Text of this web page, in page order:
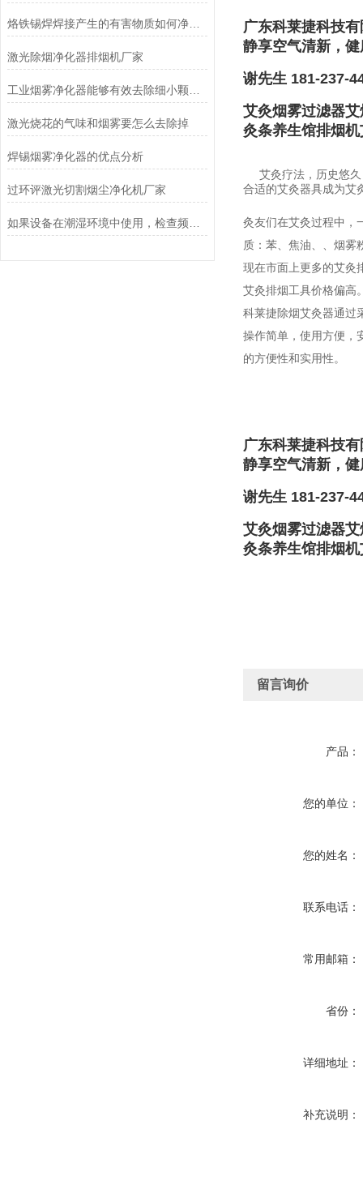
烙铁锡焊焊接产生的有害物质如何净化？
激光除烟净化器排烟机厂家
工业烟雾净化器能够有效去除细小颗粒物和有害气体
激光烧花的气味和烟雾要怎么去除掉
焊锡烟雾净化器的优点分析
过环评激光切割烟尘净化机厂家
广东科莱捷科技
静享空气清新，
谢先生 181-237-
艾灸烟雾过滤器
灸条养生馆排烟
艾灸疗法，历史悠久
合适的艾灸器具成为艾
灸友们在艾灸过程中，
质：苯、焦油、、烟雾
现在市面上更多的艾灸
艾灸排烟工具价格偏高
科莱捷除烟艾灸器通过
操作简单，使用方便，
的方便性和实用性。
广东科莱捷科技
静享空气清新，
谢先生 181-237-
艾灸烟雾过滤器
灸条养生馆排烟
留言询价
产品：
您的单位：
您的姓名：
联系电话：
常用邮箱：
省份：
详细地址：
补充说明：